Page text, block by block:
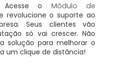
Acesse o Módulo de
revolucione o suporte ao
Seus clientes vão
só vai crescer. Não
solução para melhorar o
um clique de distância!